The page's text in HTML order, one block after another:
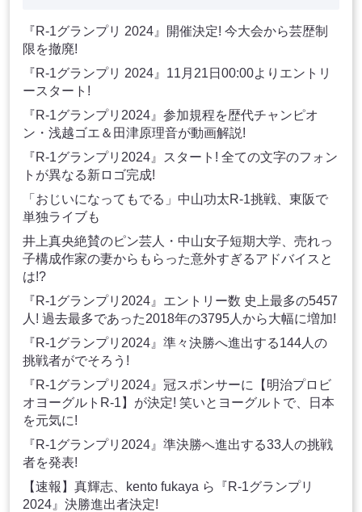
『R-1グランプリ 2024』開催決定! 今大会から芸歴制
限を撤廃!
『R-1グランプリ 2024』11月21日00:00よりエントリ
ースタート!
『R-1グランプリ2024』参加規程を歴代チャンピオ
ン・浅越ゴエ＆田津原理音が動画解説!
『R-1グランプリ2024』スタート! 全ての文字のフォン
トが異なる新ロゴ完成!
「おじいになってもでる」中山功太R-1挑戦、東阪で
単独ライブも
井上真央絶賛のピン芸人・中山女子短期大学、売れっ
子構成作家の妻からもらった意外すぎるアドバイスと
は!?
『R-1グランプリ2024』エントリー数 史上最多の5457
人! 過去最多であった2018年の3795人から大幅に増加!
『R-1グランプリ2024』準々決勝へ進出する144人の
挑戦者がでそろう!
『R-1グランプリ2024』冠スポンサーに【明治プロビ
オヨーグルトR-1】が決定! 笑いとヨーグルトで、日本
を元気に!
『R-1グランプリ2024』準決勝へ進出する33人の挑戦
者を発表!
【速報】真輝志、kento fukaya ら『R-1グランプリ
2024』決勝進出者決定!